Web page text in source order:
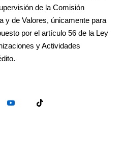
de la Comisión
y de Valores, únicamente para
por el artículo 56 de la Ley
y Actividades